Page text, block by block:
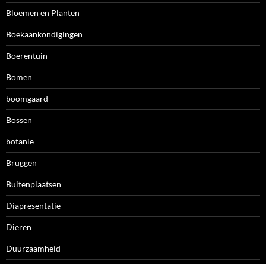
Bloemen en Planten
Boekaankondigingen
Boerentuin
Bomen
boomgaard
Bossen
botanie
Bruggen
Buitenplaatsen
Diapresentatie
Dieren
Duurzaamheid